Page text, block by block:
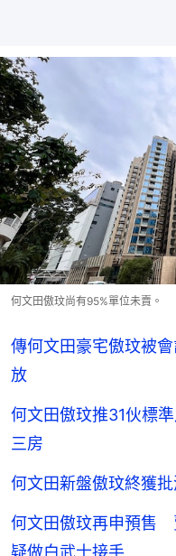
何文田傲玟尚有95%單位未賣。
傳何文田豪宅傲玟被
放
何文田傲玟推31伙標
三房
何文田新盤傲玟終獲
何文田傲玟再申預售